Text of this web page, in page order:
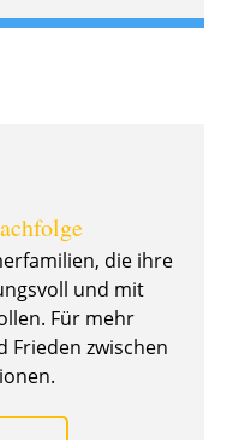
die ihre
und mit
Für mehr
Frieden zwischen